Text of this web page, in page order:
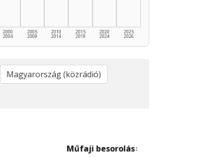
2000
2004
2005
2009
2010
2014
2015
2019
2020
2024
2025
2026
Műfaji besorolás↕